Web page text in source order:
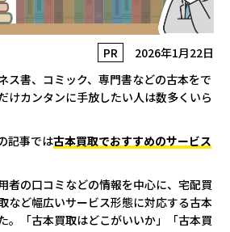
PR
2026年1月22日
ス書、コミック、専門書などの古本をで
けカンタンに手放したい人は数多くいら
記事では古本買取でおすすめのサービス
者の口コミなどの情報を中心に、宅配買
など幅広いサービス形態に対応する古本
。「古本買取はどこがいいか」「古本買